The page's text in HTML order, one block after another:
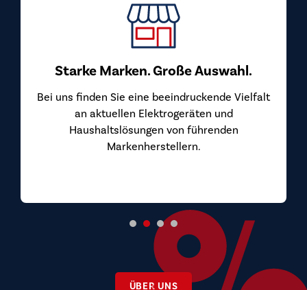
Starke Marken. Große Auswahl.
Bei uns finden Sie eine beeindruckende Vielfalt
an aktuellen Elektrogeräten und
Haushaltslösungen von führenden
Markenherstellern.
ÜBER UNS